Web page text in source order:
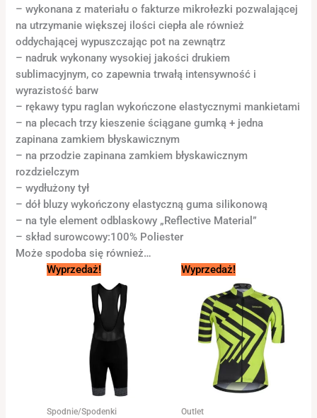
– wykonana z materiału o fakturze mikrołezki pozwalającej
na utrzymanie większej ilości ciepła ale również
oddychającej wypuszczając pot na zewnątrz
– nadruk wykonany wysokiej jakości drukiem
sublimacyjnym, co zapewnia trwałą intensywność i
wyrazistość barw
– rękawy typu raglan wykończone elastycznymi mankietami
– na plecach trzy kieszenie ściągane gumką + jedna
zapinana zamkiem błyskawicznym
– na przodzie zapinana zamkiem błyskawicznym
rozdzielczym
– wydłużony tył
– dół bluzy wykończony elastyczną guma silikonową
– na tyle element odblaskowy „Reflective Material”
– skład surowcowy:100% Poliester
Może spodoba się również…
Wyprzedaż!
Spodnie/Spodenki
Pierwotna
cena
wynosiła:
324,00 zł.
wynosi:
240,00 zł.
Wyprzedaż!
Outlet
Pierwotna
cena
wynosiła:
329,00 zł.
wynosi:
105,00 zł.